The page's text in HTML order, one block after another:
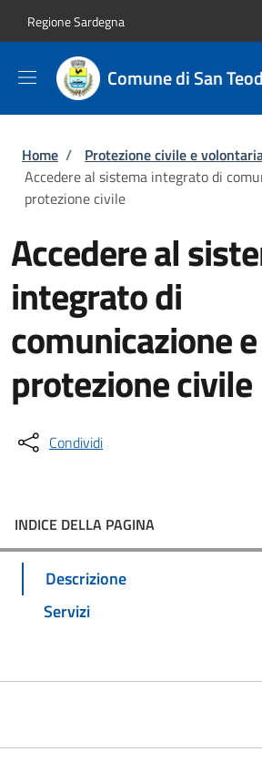
Regione Sardegna
Comune di San
Briciole di pane
Home / Protezione civile e
Accedere al sistema integrato di
protezione civile
Accedere al
integrato di
comunicazione e
protezione civile
Condividi
INDICE DELLA PAGINA
Descrizione
Servizi